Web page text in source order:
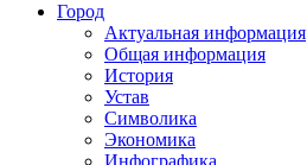
Город
Актуальная информация
Общая информация
История
Устав
Символика
Экономика
Инфографика